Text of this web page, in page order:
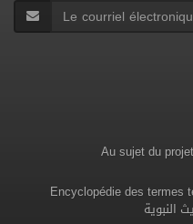
Au sujet du projet
Encyclopédie des termes
النبوية